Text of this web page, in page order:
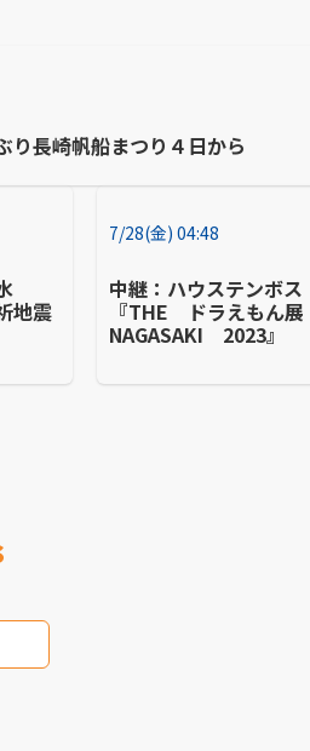
り長崎帆船まつり４日から
地震
7/28(金) 04:48
中継：ハウステンボス
『THE ドラえもん展
NAGASAKI 2023』